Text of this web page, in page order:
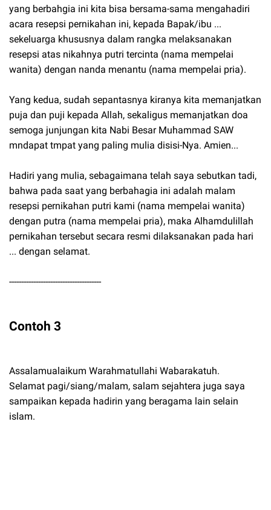
yang berbahgia ini kita bisa bersama-sama mengahadiri
acara resepsi pernikahan ini, kepada Bapak/ibu ...
sekeluarga khususnya dalam rangka melaksanakan
resepsi atas nikahnya putri tercinta (nama mempelai
wanita) dengan nanda menantu (nama mempelai pria).
Yang kedua, sudah sepantasnya kiranya kita memanjatkan
puja dan puji kepada Allah, sekaligus memanjatkan doa
semoga junjungan kita Nabi Besar Muhammad SAW
mndapat tmpat yang paling mulia disisi-Nya. Amien...
Hadiri yang mulia, sebagaimana telah saya sebutkan tadi,
bahwa pada saat yang berbahagia ini adalah malam
resepsi pernikahan putri kami (nama mempelai wanita)
dengan putra (nama mempelai pria), maka Alhamdulillah
pernikahan tersebut secara resmi dilaksanakan pada hari
... dengan selamat.
--------------------------------------
Contoh 3
Assalamualaikum Warahmatullahi Wabarakatuh.
Selamat pagi/siang/malam, salam sejahtera juga saya
sampaikan kepada hadirin yang beragama lain selain
islam.